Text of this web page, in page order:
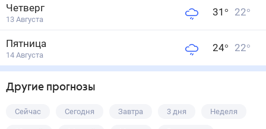
Четверг
13 Августа
31 ° 22°
Пятница
14 Августа
24° 22°
Другие прогнозы
Сейчас Сегодня Завтра 3 дня Неделя